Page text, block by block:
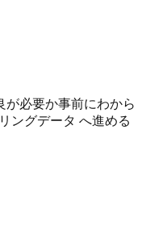
が必要か事前にわから
ングデータ へ進める